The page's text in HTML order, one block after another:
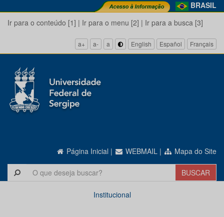
BRASIL
Ir para o conteúdo [1] | Ir para o menu [2] | Ir para a busca [3]
a+ a- a English Español Français
Página Inicial | WEBMAIL | Mapa do Site
Institucional